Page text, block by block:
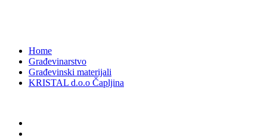
Home
Građevinarstvo
Građevinski materijali
KRISTAL d.o.o Čapljina